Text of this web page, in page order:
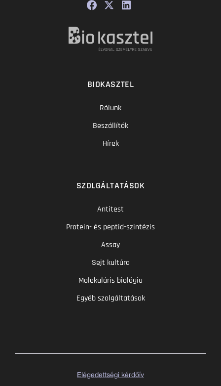
BIOKASZTEL
Rólunk
Beszállítók
Hírek
SZOLGÁLTATÁSOK
Antitest
Protein- és peptid-szintézis
Assay
Sejt kultúra
Molekuláris biológia
Egyéb szolgáltatások
Elégedettségi kérdőív